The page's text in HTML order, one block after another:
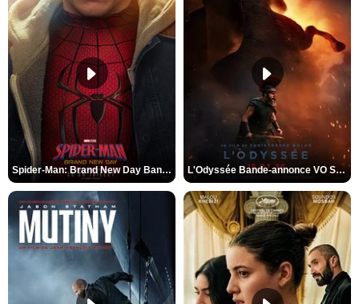
Spider-Man: Brand New Day Bande-annonce VO STFR L'Odyssée Bande-annonce VO STFR